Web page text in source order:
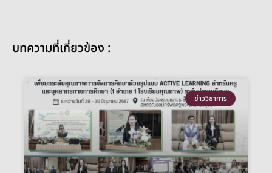
บทความที่เกี่ยวข้อง :
ข่าววิชาการ